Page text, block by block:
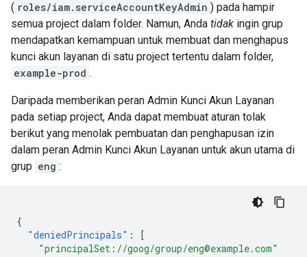
( roles/iam.serviceAccountKeyAdmin ) pada hampir
semua project dalam folder. Namun, Anda tidak ingin grup
mendapatkan kemampuan untuk membuat dan menghapus
kunci akun layanan di satu project tertentu dalam folder,
example-prod .
Daripada memberikan peran Admin Kunci Akun Layanan
pada setiap project, Anda dapat membuat aturan tolak
berikut yang menolak pembuatan dan penghapusan izin
dalam peran Admin Kunci Akun Layanan untuk akun utama di
grup eng :
{
"deniedPrincipals" :
[
"principalSet://goog/group/eng@example.com"